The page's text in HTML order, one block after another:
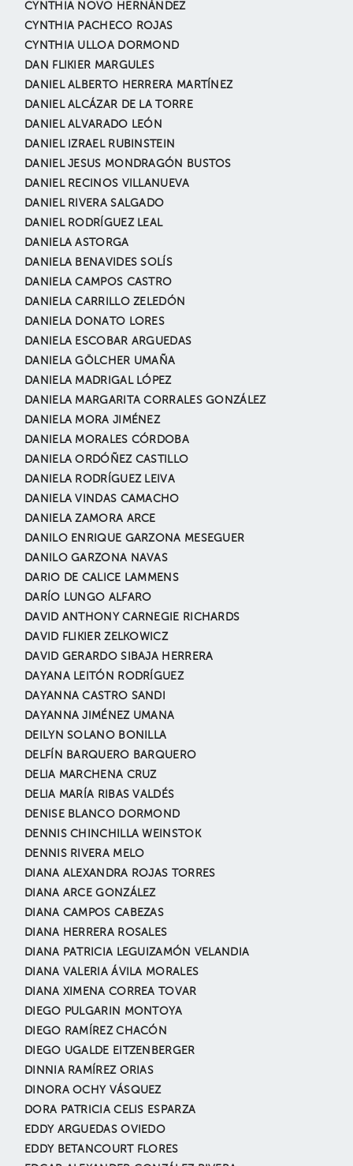
CYNTHIA NOVO HERNÁNDEZ
CYNTHIA PACHECO ROJAS
CYNTHIA ULLOA DORMOND
DAN FLIKIER MARGULES
DANIEL ALBERTO HERRERA MARTÍNEZ
DANIEL ALCÁZAR DE LA TORRE
DANIEL ALVARADO LEÓN
DANIEL IZRAEL RUBINSTEIN
DANIEL JESUS MONDRAGÓN BUSTOS
DANIEL RECINOS VILLANUEVA
DANIEL RIVERA SALGADO
DANIEL RODRÍGUEZ LEAL
DANIELA ASTORGA
DANIELA BENAVIDES SOLÍS
DANIELA CAMPOS CASTRO
DANIELA CARRILLO ZELEDÓN
DANIELA DONATO LORES
DANIELA ESCOBAR ARGUEDAS
DANIELA GÖLCHER UMAÑA
DANIELA MADRIGAL LÓPEZ
DANIELA MARGARITA CORRALES GONZÁLEZ
DANIELA MORA JIMÉNEZ
DANIELA MORALES CÓRDOBA
DANIELA ORDÓÑEZ CASTILLO
DANIELA RODRÍGUEZ LEIVA
DANIELA VINDAS CAMACHO
DANIELA ZAMORA ARCE
DANILO ENRIQUE GARZONA MESEGUER
DANILO GARZONA NAVAS
DARIO DE CALICE LAMMENS
DARÍO LUNGO ALFARO
DAVID ANTHONY CARNEGIE RICHARDS
DAVID FLIKIER ZELKOWICZ
DAVID GERARDO SIBAJA HERRERA
DAYANA LEITÓN RODRÍGUEZ
DAYANNA CASTRO SANDI
DAYANNA JIMÉNEZ UMANA
DEILYN SOLANO BONILLA
DELFÍN BARQUERO BARQUERO
DELIA MARCHENA CRUZ
DELIA MARÍA RIBAS VALDÉS
DENISE BLANCO DORMOND
DENNIS CHINCHILLA WEINSTOK
DENNIS RIVERA MELO
DIANA ALEXANDRA ROJAS TORRES
DIANA ARCE GONZÁLEZ
DIANA CAMPOS CABEZAS
DIANA HERRERA ROSALES
DIANA PATRICIA LEGUIZAMÓN VELANDIA
DIANA VALERIA ÁVILA MORALES
DIANA XIMENA CORREA TOVAR
DIEGO PULGARIN MONTOYA
DIEGO RAMÍREZ CHACÓN
DIEGO UGALDE EITZENBERGER
DINNIA RAMÍREZ ORIAS
DINORA OCHY VÁSQUEZ
DORA PATRICIA CELIS ESPARZA
EDDY ARGUEDAS OVIEDO
EDDY BETANCOURT FLORES